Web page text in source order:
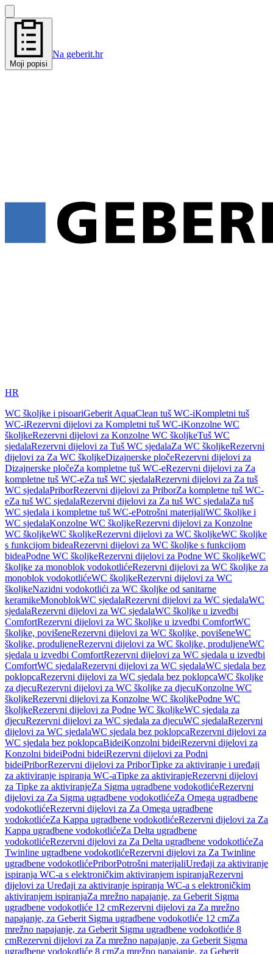
Moji popisi
Na geberit.hr
HR
WC školjke i pisoariGeberit AquaClean tuš WC-iKompletni tuš
WC-iRezervni dijelovi za Kompletni tuš WC-iKonzolne WC
školjkeRezervni dijelovi za Konzolne WC školjkeTuš WC
sjedalaRezervni dijelovi za Tuš WC sjedalaZa WC školjkeRezervni
dijelovi za Za WC školjkeDizajnerske pločeRezervni dijelovi za
Dizajnerske pločeZa kompletne tuš WC-eRezervni dijelovi za Za
kompletne tuš WC-eZa tuš WC sjedalaRezervni dijelovi za Za tuš
WC sjedalaPriborRezervni dijelovi za PriborZa kompletne tuš WC-
eZa tuš WC sjedalaRezervni dijelovi za Za tuš WC sjedalaZa tuš
WC sjedala i kompletne tuš WC-ePotrošni materijaliWC školjke i
WC sjedalaKonzolne WC školjkeRezervni dijelovi za Konzolne
WC školjkeWC školjkeRezervni dijelovi za WC školjkeWC školjke
s funkcijom bideaRezervni dijelovi za WC školjke s funkcijom
bideaPodne WC školjkeRezervni dijelovi za Podne WC školjkeWC
školjke za monoblok vodokotlićeRezervni dijelovi za WC školjke za
monoblok vodokotlićeWC školjkeRezervni dijelovi za WC
školjkeNazidni vodokotlići za WC školjke od sanitarne
keramikeMonoblokWC sjedalaRezervni dijelovi za WC sjedalaWC
sjedalaRezervni dijelovi za WC sjedalaWC školjke u izvedbi
ComfortRezervni dijelovi za WC školjke u izvedbi ComfortWC
školjke, povišeneRezervni dijelovi za WC školjke, povišeneWC
školjke, produljeneRezervni dijelovi za WC školjke, produljeneWC
sjedala u izvedbi ComfortRezervni dijelovi za WC sjedala u izvedbi
ComfortWC sjedalaRezervni dijelovi za WC sjedalaWC sjedala bez
poklopcaRezervni dijelovi za WC sjedala bez poklopcaWC školjke
za djecuRezervni dijelovi za WC školjke za djecuKonzolne WC
školjkeRezervni dijelovi za Konzolne WC školjkePodne WC
školjkeRezervni dijelovi za Podne WC školjkeWC sjedala za
djecuRezervni dijelovi za WC sjedala za djecuWC sjedalaRezervni
dijelovi za WC sjedalaWC sjedala bez poklopcaRezervni dijelovi za
WC sjedala bez poklopcaBideiKonzolni bideiRezervni dijelovi za
Konzolni bideiPodni bideiRezervni dijelovi za Podni
bideiPriborRezervni dijelovi za PriborTipke za aktiviranje i uređaji
za aktiviranje ispiranja WC-aTipke za aktiviranjeRezervni dijelovi
za Tipke za aktiviranjeZa Sigma ugradbene vodokotlićeRezervni
dijelovi za Za Sigma ugradbene vodokotlićeZa Omega ugradbene
vodokotlićeRezervni dijelovi za Za Omega ugradbene
vodokotlićeZa Kappa ugradbene vodokotlićeRezervni dijelovi za Za
Kappa ugradbene vodokotlićeZa Delta ugradbene
vodokotlićeRezervni dijelovi za Za Delta ugradbene vodokotlićeZa
Twinline ugradbene vodokotlićeRezervni dijelovi za Za Twinline
ugradbene vodokotlićePriborPotrošni materijaliUređaji za aktiviranje
ispiranja WC-a s elektroničkim aktiviranjem ispiranjaRezervni
dijelovi za Uređaji za aktiviranje ispiranja WC-a s elektroničkim
aktiviranjem ispiranjaZa mrežno napajanje, za Geberit Sigma
ugradbene vodokotliće 12 cmRezervni dijelovi za Za mrežno
napajanje, za Geberit Sigma ugradbene vodokotliće 12 cmZa
mrežno napajanje, za Geberit Sigma ugradbene vodokotliće 8
cmRezervni dijelovi za Za mrežno napajanje, za Geberit Sigma
ugradbene vodokotliće 8 cmZa mrežno napajanje, za Geberit